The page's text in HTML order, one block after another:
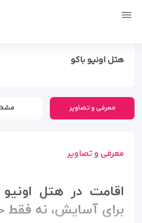
صفحه اصلی هتل
هتل اونیو باکو
معرفی و تصاویر
معرفی و تصاویر
اقامت در هتل اونیو
برای آسایش، نه فقط